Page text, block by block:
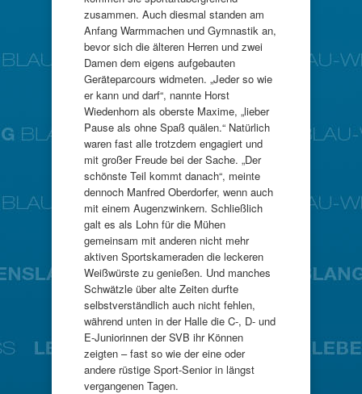
zusammen. Auch diesmal standen am
Anfang Warmmachen und Gymnastik an,
bevor sich die älteren Herren und zwei
Damen dem eigens aufgebauten
Geräteparcours widmeten. „Jeder so wie
er kann und darf“, nannte Horst
Wiedenhorn als oberste Maxime, „lieber
Pause als ohne Spaß quälen.“ Natürlich
waren fast alle trotzdem engagiert und
mit großer Freude bei der Sache. „Der
schönste Teil kommt danach“, meinte
dennoch Manfred Oberdorfer, wenn auch
mit einem Augenzwinkern. Schließlich
galt es als Lohn für die Mühen
gemeinsam mit anderen nicht mehr
aktiven Sportskameraden die leckeren
Weißwürste zu genießen. Und manches
Schwätzle über alte Zeiten durfte
selbstverständlich auch nicht fehlen,
während unten in der Halle die C-, D- und
E-Juniorinnen der SVB ihr Können
zeigten – fast so wie der eine oder
andere rüstige Sport-Senior in längst
vergangenen Tagen.